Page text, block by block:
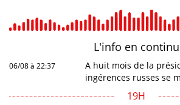
L'info en continu
06/08 à 22:37
A huit mois de la
ingérences russes se
19H